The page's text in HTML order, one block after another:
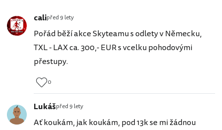
calipřed 9 lety
Pořád běží akce Skyteamu s odlety v Německu,
TXL - LAX ca. 300,- EUR s vcelku pohodovými
přestupy.
0
Lukášpřed 9 lety
Ať koukám, jak koukám, pod 13k se mi žádnou